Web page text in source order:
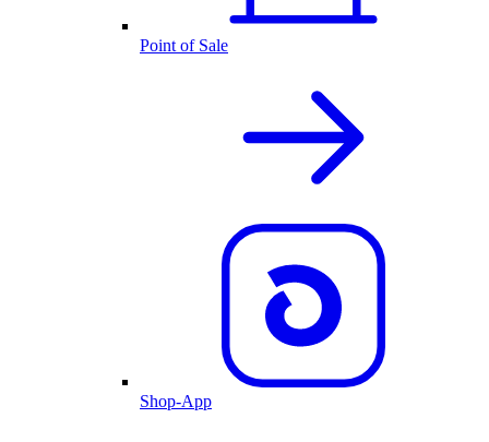
Point of Sale
Shop-App